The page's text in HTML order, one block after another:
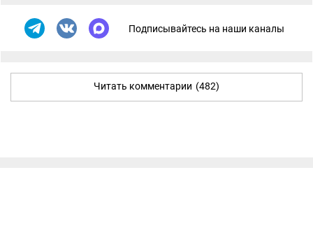
Подписывайтесь на наши каналы
Читать комментарии (482)